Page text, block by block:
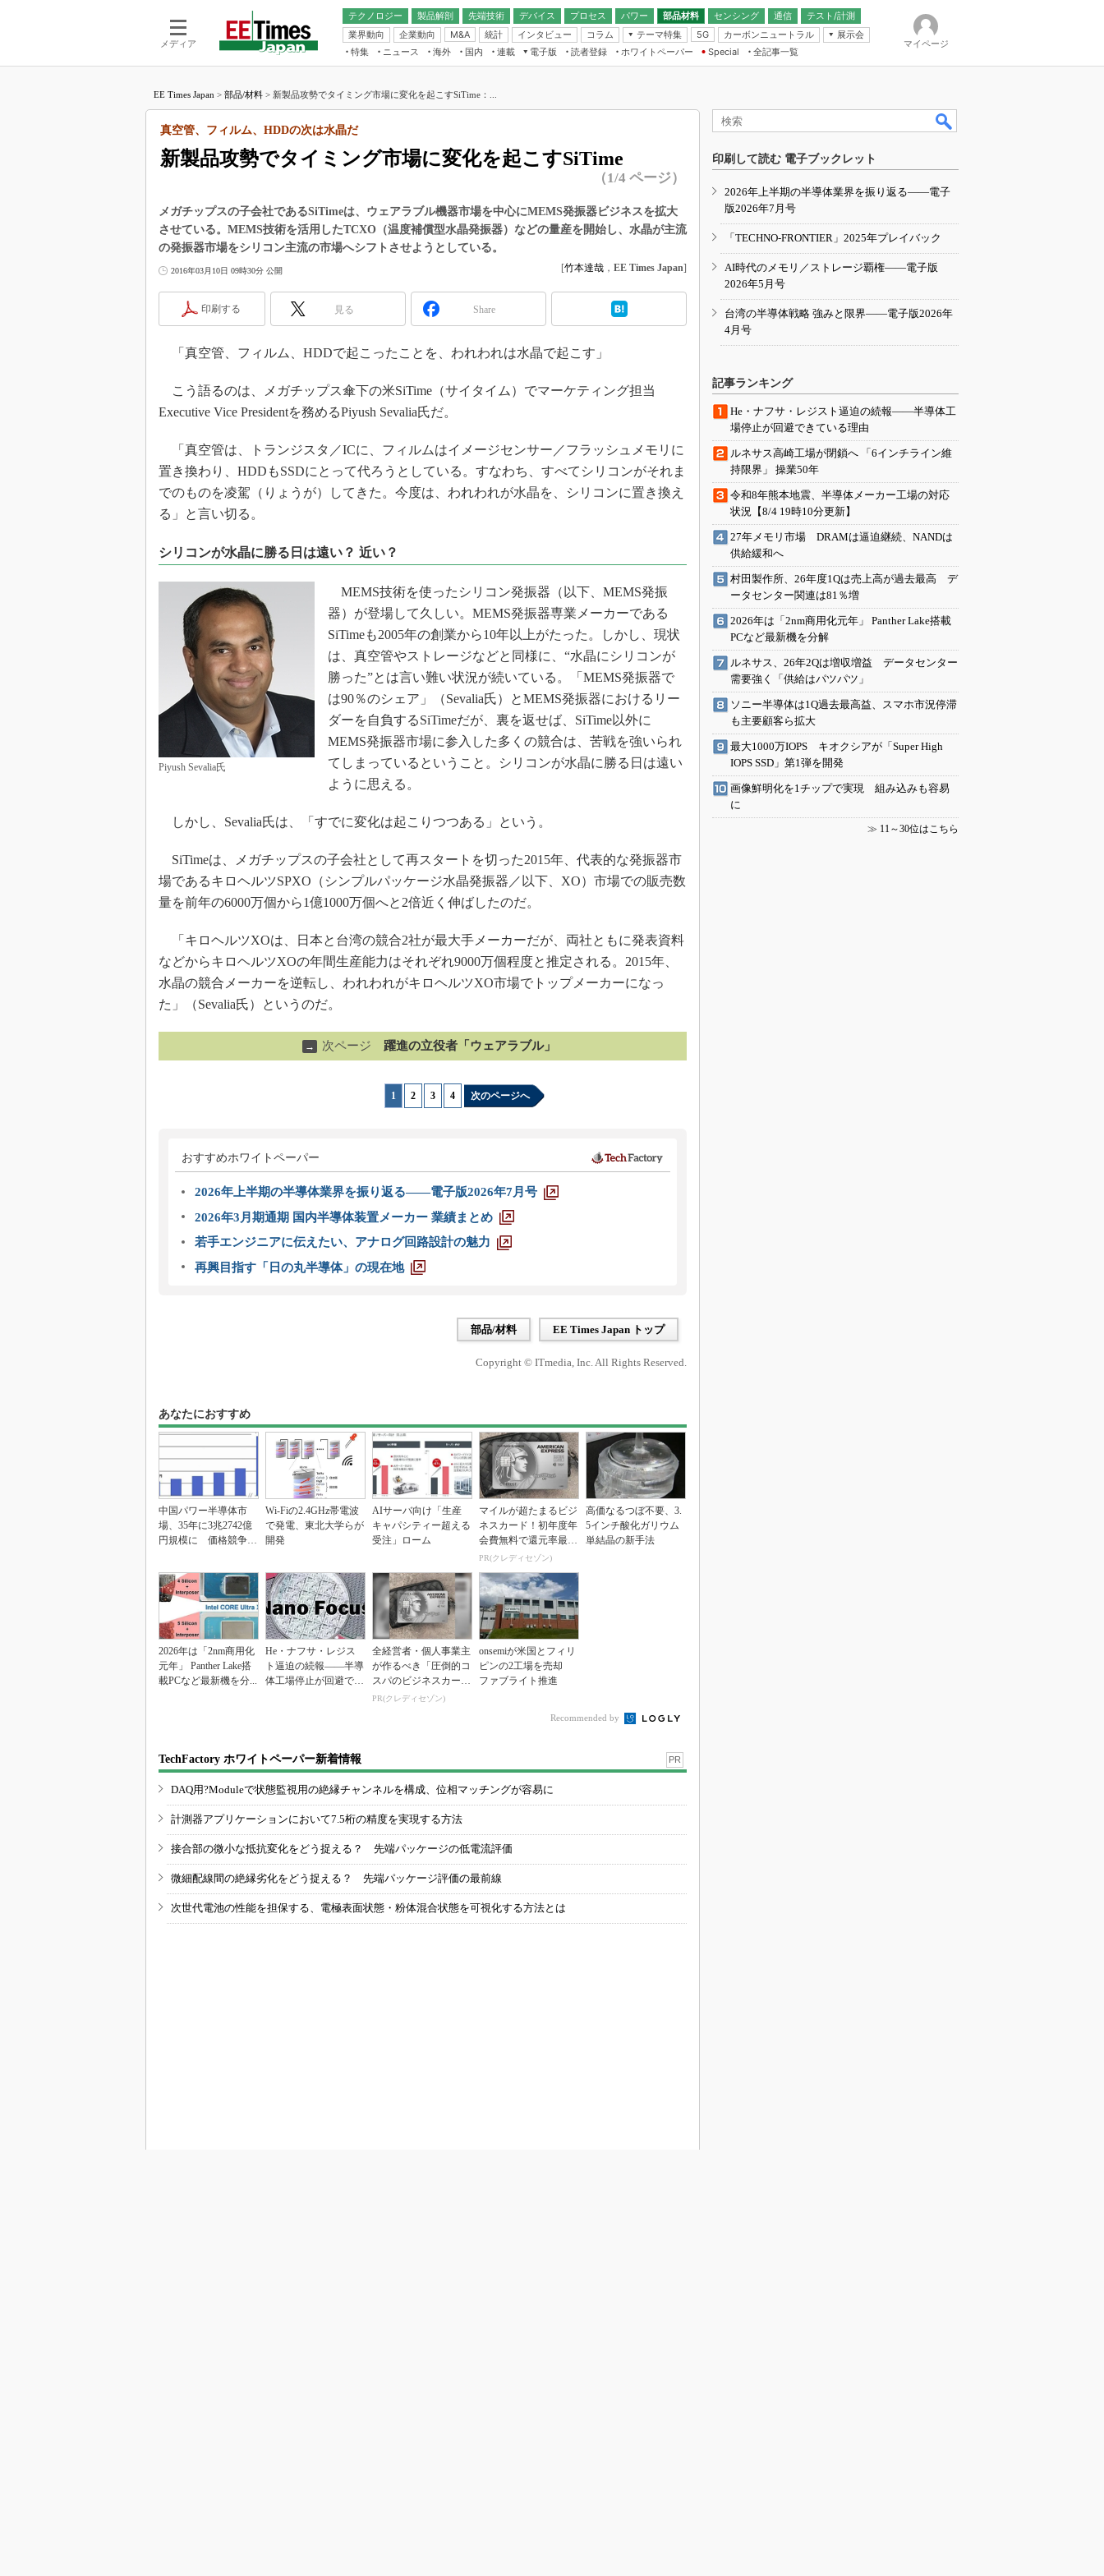
メディア
テクノロジー 製品解剖
先端技術
電池／エネルギー
デバイス
アナログ
マイコン
FPGA
プロセス パワー 部品材料 センシング
通信
無線
テスト/計測
業界動向
企業動向 M&A 統計 インタビュー コラム
テーマ特集
フィジカルAI
読者調査（EE Times Research）
IoT
電源設計（EDN Japan）
5G カーボンニュートラル
展示会
IoT・エッジコンピューティング
EXPO
TECHNO-FRONTIER
人とくるま展
特集 ニュース 海外 国内
連載
福田昭のデバイス通信
湯之上隆のナノフォーカス
大山聡の業界スコープ
リタイア直前エンジニアの社会人大
学漂流記
世界を「数字」で回してみよう
この10年で起こったこと、次の10年
で起こること
製品分解で探るアジアの新トレンド
“異端児エンジニア”が仕掛けた社内
改革、執念の180日
JASA発IoT通信
IHSアナリスト「未来展望」
電子版
電子ブックレット
読者登録 ホワイトペーパー
Special
全記事一覧
マイページ
EE Times Japan > 部品/材料 > 新製品攻勢でタイミング市場に変化を起こすSiTime：...
新製品攻勢でタイミング市場に変化を起こすSiTime
真空管、フィルム、HDDの次は水晶だ
（1/4 ページ）
メガチップスの子会社であるSiTimeは、ウェアラブル機器市場を中心にMEMS発振器ビジネスを拡大
させている。MEMS技術を活用したTCXO（温度補償型水晶発振器）などの量産を開始し、水晶が主流
の発振器市場をシリコン主流の市場へシフトさせようとしている。
2016年03月10日 09時30分 公開 [竹本達哉 ， EE Times Japan]
印刷する 見る Share
「真空管、フィルム、HDDで起こったことを、われわれは水晶で起こす」
こう語るのは、メガチップス傘下の米SiTime（サイタイム）でマーケティング担当
Executive Vice Presidentを務めるPiyush Sevalia氏だ。
「真空管は、トランジスタ／ICに、フィルムはイメージセンサー／フラッシュメモリに
置き換わり、HDDもSSDにとって代ろうとしている。すなわち、すべてシリコンがそれま
でのものを凌駕（りょうが）してきた。今度は、われわれが水晶を、シリコンに置き換え
る」と言い切る。
シリコンが水晶に勝る日は遠い？ 近い？
Piyush Sevalia氏
MEMS技術を使ったシリコン発振器（以下、MEMS発振
器）が登場して久しい。MEMS発振器専業メーカーである
SiTimeも2005年の創業から10年以上がたった。しかし、現状
は、真空管やストレージなどと同様に、“水晶にシリコンが
勝った”とは言い難い状況が続いている。「MEMS発振器で
は90％のシェア」（Sevalia氏）とMEMS発振器におけるリー
ダーを自負するSiTimeだが、裏を返せば、SiTime以外に
MEMS発振器市場に参入した多くの競合は、苦戦を強いられ
てしまっているということ。シリコンが水晶に勝る日は遠い
ように思える。
しかし、Sevalia氏は、「すでに変化は起こりつつある」という。
SiTimeは、メガチップスの子会社として再スタートを切った2015年、代表的な発振器市
場であるキロヘルツSPXO（シンプルパッケージ水晶発振器／以下、XO）市場での販売数
量を前年の6000万個から1億1000万個へと2倍近く伸ばしたのだ。
「キロヘルツXOは、日本と台湾の競合2社が最大手メーカーだが、両社ともに発表資料
などからキロヘルツXOの年間生産能力はそれぞれ9000万個程度と推定される。2015年、
水晶の競合メーカーを逆転し、われわれがキロヘルツXO市場でトップメーカーになっ
た」（Sevalia氏）というのだ。
→ 次ページ 躍進の立役者「ウェアラブル」
1 2 3 4 次のページへ
おすすめホワイトペーパー
2026年上半期の半導体業界を振り返る――電子版2026年7月号
2026年3月期通期 国内半導体装置メーカー 業績まとめ
若手エンジニアに伝えたい、アナログ回路設計の魅力
再興目指す「日の丸半導体」の現在地
部品/材料 EE Times Japan トップ
Copyright © ITmedia, Inc. All Rights Reserved.
あなたにおすすめ
中国パワー半導体市
場、35年に3兆2742億
円規模に 価格競争さ
Wi-Fiの2.4GHz帯電波
で発電、東北大学らが
開発
AIサーバ向け「生産
キャパシティー超える
受注」ローム
マイルが超たまるビジ
ネスカード！初年度年
会費無料で還元率最大
1.125%
PR(クレディセゾン)
高価なるつぼ不要、3.
5インチ酸化ガリウム
単結晶の新手法
2026年は「2nm商用化
元年」 Panther Lake搭
載PCなど最新機を分...
He・ナフサ・レジス
ト逼迫の続報――半導
体工場停止が回避でき
全経営者・個人事業主
が作るべき「圧倒的コ
スパのビジネスカー
ド」
PR(クレディセゾン)
onsemiが米国とフィリ
ピンの2工場を売却
ファブライト推進
Recommended by
TechFactory ホワイトペーパー新着情報 PR
DAQ用?Moduleで状態監視用の絶縁チャンネルを構成、位相マッチングが容易に
計測器アプリケーションにおいて7.5桁の精度を実現する方法
接合部の微小な抵抗変化をどう捉える？ 先端パッケージの低電流評価
微細配線間の絶縁劣化をどう捉える？ 先端パッケージ評価の最前線
次世代電池の性能を担保する、電極表面状態・粉体混合状態を可視化する方法とは
印刷して読む 電子ブックレット
2026年上半期の半導体業界を振り返る――電子
版2026年7月号
「TECHNO-FRONTIER」2025年プレイバック
AI時代のメモリ／ストレージ覇権――電子版
2026年5月号
台湾の半導体戦略 強みと限界――電子版2026年
4月号
記事ランキング
He・ナフサ・レジスト逼迫の続報――半導体工
場停止が回避できている理由
ルネサス高崎工場が閉鎖へ 「6インチライン維
持限界」 操業50年
令和8年熊本地震、半導体メーカー工場の対応
状況【8/4 19時10分更新】
27年メモリ市場 DRAMは逼迫継続、NANDは
供給緩和へ
村田製作所、26年度1Qは売上高が過去最高 デ
ータセンター関連は81％増
2026年は「2nm商用化元年」 Panther Lake搭載
PCなど最新機を分解
ルネサス、26年2Qは増収増益 データセンター
需要強く「供給はパツパツ」
ソニー半導体は1Q過去最高益、スマホ市況停滞
も主要顧客ら拡大
最大1000万IOPS キオクシアが「Super High
IOPS SSD」第1弾を開発
画像鮮明化を1チップで実現 組み込みも容易
に
≫ 11～30位はこちら